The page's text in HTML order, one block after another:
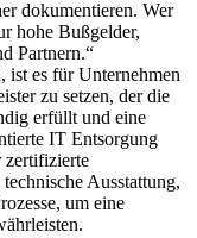
dokumentieren. Wer
hohe Bußgelder,
Partnern.“
ist es für Unternehmen
zu setzen, der die
erfüllt und eine
IT Entsorgung
zertifizierte
Ausstattung,
um eine